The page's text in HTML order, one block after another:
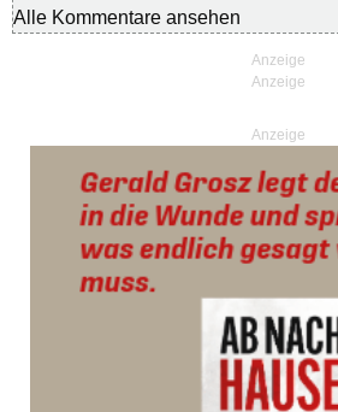
Alle Kommentare ansehen
Anzeige